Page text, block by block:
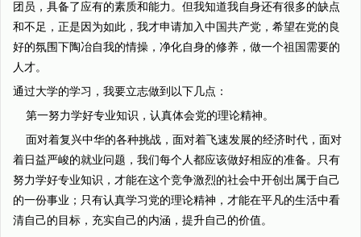
团员，具备了应有的素质和能力。但我知道我自身还有很多的缺点
和不足，正是因为如此，我才申请加入中国共产党，希望在党的良
好的氛围下陶冶自我的情操，净化自身的修养，做一个祖国需要的
人才。
通过大学的学习，我要立志做到以下几点：
第一努力学好专业知识，认真体会党的理论精神。
面对着复兴中华的各种挑战，面对着飞速发展的经济时代，面对
着日益严峻的就业问题，我们每个人都应该做好相应的准备。只有
努力学好专业知识，才能在这个竞争激烈的社会中开创出属于自己
的一份事业；只有认真学习党的理论精神，才能在平凡的生活中看
清自己的目标，充实自己的内涵，提升自己的价值。